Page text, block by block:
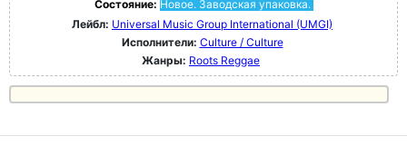
Состояние: Новое. Заводская упаковка.
Лейбл: Universal Music Group International (UMGI)
Исполнители: Culture / Culture
Жанры: Roots Reggae